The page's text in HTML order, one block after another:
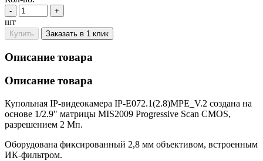
- +
шт
Купить Заказать в 1 клик
Описание товара
Описание товара
Купольная IP-видеокамера IP-E072.1(2.8)MPE_V.2 создана на
основе 1/2.9" матрицы MIS2009 Progressive Scan CMOS,
разрешением 2 Мп.
Оборудована фиксированный 2,8 мм объективом, встроенным
ИК-фильтром.